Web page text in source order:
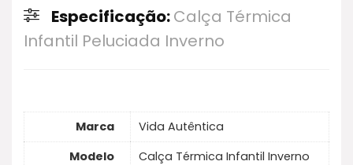
Especificação:Calça Térmica
Infantil Peluciada Inverno
Marca
Vida Autêntica
Modelo
Calça Térmica Infantil Inverno